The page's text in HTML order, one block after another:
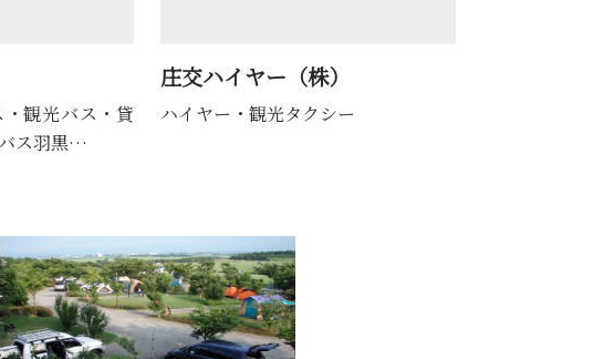
観光バス・貸
ス羽黒…
庄交ハイヤー（株）
ハイヤー・観光タクシー